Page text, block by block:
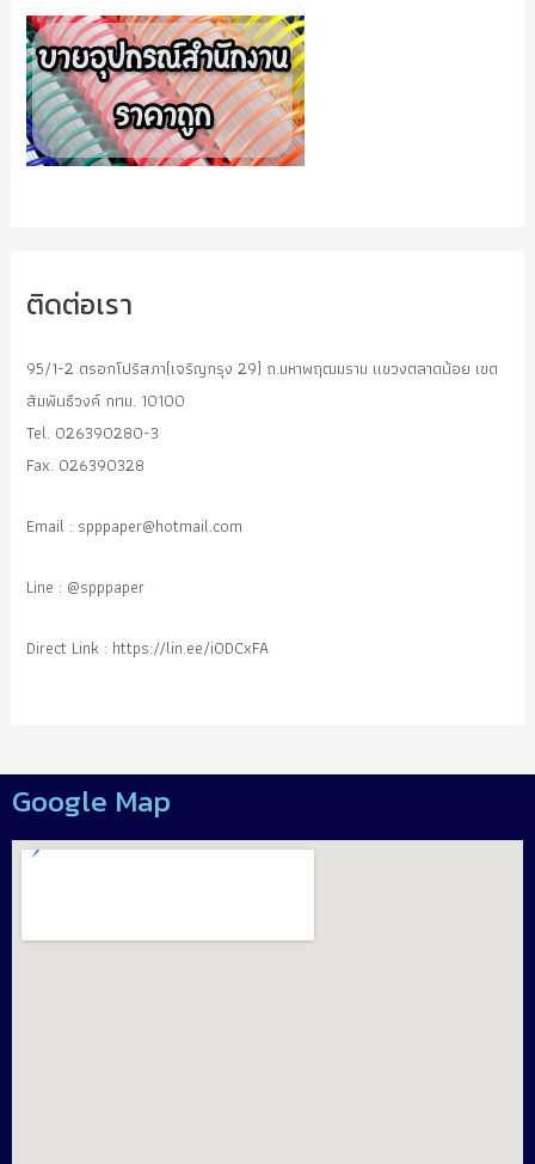
ติดต่อเรา
95/1-2 ตรอกโปริสภา(เจริญกรุง 29) ถ.มหาพฤฒมราม แขวงตลาดน้อย เขต
สัมพันธืวงค์ กทม. 10100
Tel. 026390280-3
Fax. 026390328
Email : spppaper@hotmail.com
Line : @spppaper
Direct Link : https://lin.ee/i0DCxFA
Google Map